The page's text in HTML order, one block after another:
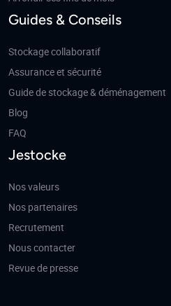
Guides & Conseils
Stockage collaboratif
Assurance et sécurité
Guide de stockage & déménagement
Blog
FAQ
Jestocke
Nos valeurs
Nos partenaires
Recrutement
Nous contacter
Revue de presse